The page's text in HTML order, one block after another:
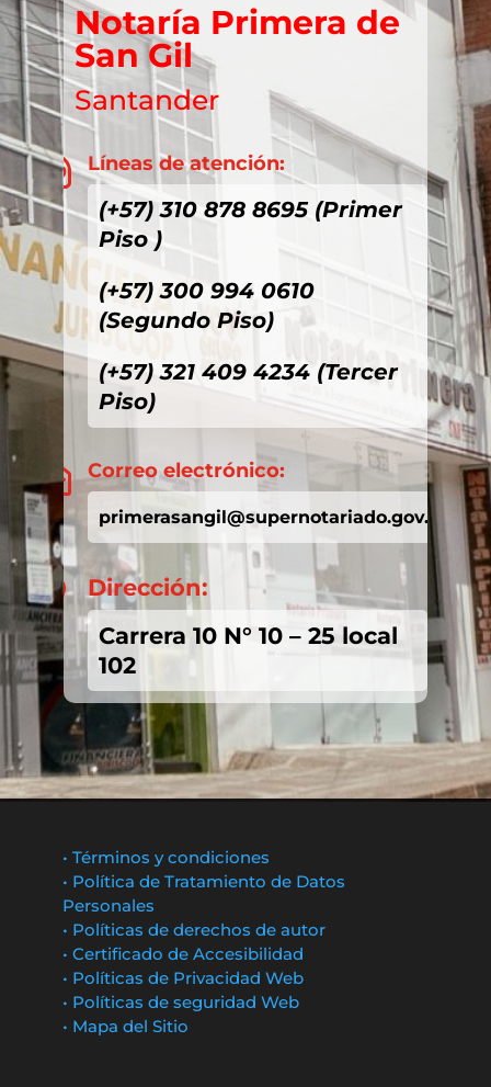
Notaría Primera de
San Gil
Santander
 Líneas de atención:
(+57) 310 878 8695 (Primer
Piso )
(+57) 300 994 0610
(Segundo Piso)
(+57) 321 409 4234 (Tercer
Piso)
 Correo electrónico:
primerasangil@supernotariado.gov.co

Dirección:
Carrera 10 N° 10 – 25 local
102
• Términos y condiciones
• Política de Tratamiento de Datos
Personales
• Políticas de derechos de autor
• Certificado de Accesibilidad
• Políticas de Privacidad Web
• Políticas de seguridad Web
• Mapa del Sitio